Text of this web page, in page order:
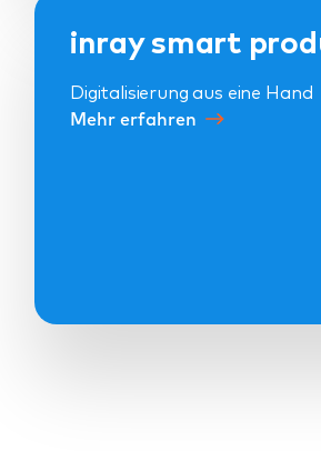
inray smart
Digitalisierung aus eine Hand
Mehr erfahren